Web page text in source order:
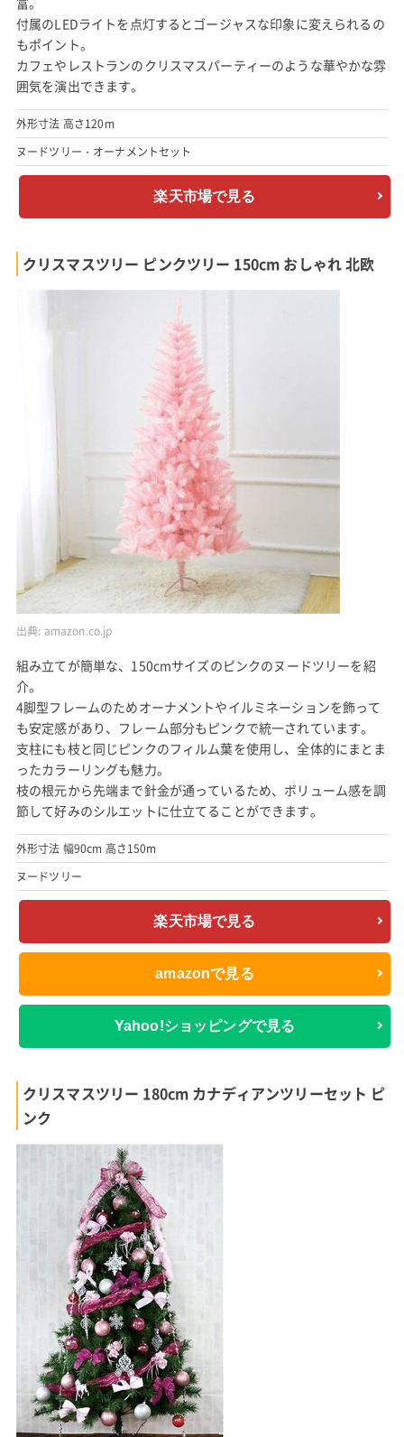
出典:楽天市場
雪化粧を施した北欧風のヌードツリーにピンクのオーナメントを
飾る、エレガントな印象のクリスマスツリーです。
オーナメントの種類は球体や雪の結晶、リボンなど様々で、色味
もパステルピンクや鮮やかな濃いピンクなどバリエーション豊
富。
付属のLEDライトを点灯するとゴージャスな印象に変えられるの
カフェやレストランのクリスマスパーティーのような華やかな雰
外形寸法 高さ120m
楽天市場で見る
クリスマスツリー ピンクツリー 150cm おしゃれ 北欧
出典:amazon.co.jp
組み立てが簡単な、150cmサイズのピンクのヌードツリーを紹
介。
4脚型フレームのためオーナメントやイルミネーションを飾って
も安定感があり、フレーム部分もピンクで統一されています。
支柱にも枝と同じピンクのフィルム葉を使用し、全体的にまとま
ったカラーリングも魅力。
枝の根元から先端まで針金が通っているため、ボリューム感を調
節して好みのシルエットに仕立てることができます。
外形寸法 幅90cm 高さ150m
Yahoo!ショッピングで見る
クリスマスツリー 180cm カナディアンツリーセット ピ